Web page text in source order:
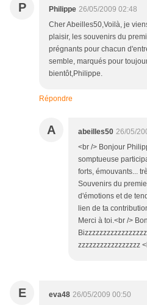
P Philippe 26/05/2009 02:48
Cher Abeilles50,Voilà, je
plaisir, les souvenirs du
prégnants pour chacun
semble, marqués pour
bientôt,Philippe.
Répondre
A abeilles50 26/05/
<br /> Bonjour
somptueuse
forts, émouvants...
Souvenirs du
d'émotions et de
lien de ta
Merci à toi.<br />
zzzzzzzzzzzzzzzzz
E eva48 26/05/2009 00:50